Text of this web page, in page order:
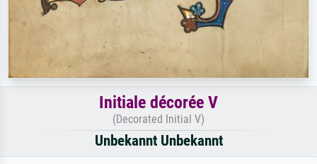
Initiale décorée V
(Decorated Initial V)
Unbekannt Unbekannt